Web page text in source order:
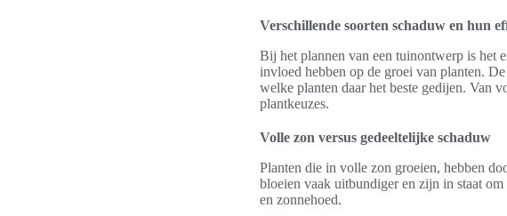
Verschillende soorten schaduw en hun
Bij het plannen van een tuinontwerp is het
invloed hebben op de groei van planten.
welke planten daar het beste gedijen. Van
plantkeuzes.
Volle zon versus gedeeltelijke schaduw
Planten die in volle zon groeien, hebben
bloeien vaak uitbundiger en zijn in staat
en zonnehoed.